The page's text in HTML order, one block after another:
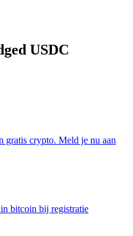
USDC
gratis crypto. Meld je nu aan
bitcoin bij registratie